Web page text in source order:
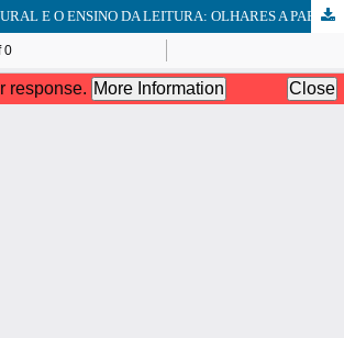
O MÉTODO NATURAL E O ENSINO DA LEITURA: OLHARES A PARTIR DA ABORDAGEM FREINETIANA